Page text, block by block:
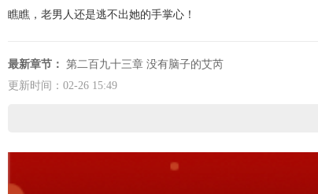
瞧瞧，老男人还是逃不出她的手掌心！
最新章节： 第二百九十三章 没有脑子的艾芮
更新时间：02-26 15:49